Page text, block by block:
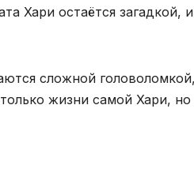
Хари остаётся загадкой,
сложной
жизни самой Хари, но